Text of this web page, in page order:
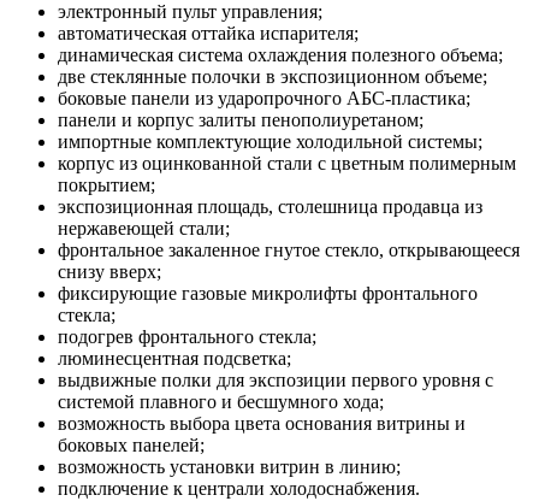
электронный пульт управления;
автоматическая оттайка испарителя;
динамическая система охлаждения полезного объема;
две стеклянные полочки в экспозиционном объеме;
боковые панели из ударопрочного АБC-пластика;
панели и корпус залиты пенополиуретаном;
импортные комплектующие холодильной системы;
корпус из оцинкованной стали с цветным полимерным
покрытием;
экспозиционная площадь, столешница продавца из
нержавеющей стали;
фронтальное закаленное гнутое стекло, открывающееся
снизу вверх;
фиксирующие газовые микролифты фронтального
стекла;
подогрев фронтального стекла;
люминесцентная подсветка;
выдвижные полки для экспозиции первого уровня с
системой плавного и бесшумного хода;
возможность выбора цвета основания витрины и
боковых панелей;
возможность установки витрин в линию;
подключение к централи холодоснабжения.